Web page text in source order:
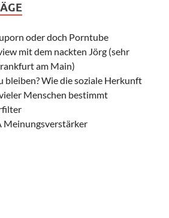
oder doch Porntube
mit dem nackten Jörg (sehr
am Main)
bleiben? Wie die soziale Herkunft
Menschen bestimmt
Meinungsverstärker